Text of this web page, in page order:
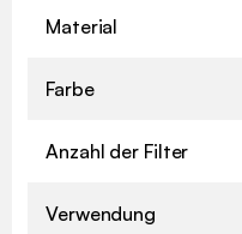
Material
Farbe
Anzahl der Filter
Verwendung